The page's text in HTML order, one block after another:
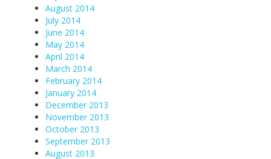
August 2014
July 2014
June 2014
May 2014
April 2014
March 2014
February 2014
January 2014
December 2013
November 2013
October 2013
September 2013
August 2013